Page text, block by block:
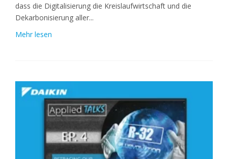
dass die Digitalisierung die Kreislaufwirtschaft und die
Dekarbonisierung aller...
Mehr lesen